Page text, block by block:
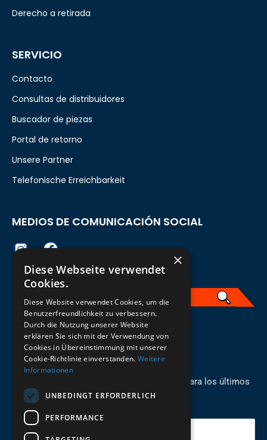
REGÍSTRESE PARA EL BOLETÍN
¡Manténgase al día con los recién llegados para los últimos
modelos!
Tu correo electrónico
Derecho a retirada
SERVICIO
Contacto
Consultas de distribuidores
Buscador de piezas
Portal de retorno
Unsere Partner
Telefonische Erreichbarkeit
MEDIOS DE COMUNICACIÓN SOCIAL
Spanisch
×
Diese Webseite verwendet
Cookies.
Diese Website verwendet Cookies, um die
Benutzerfreundlichkeit zu verbessern.
Durch die Nutzung unserer Website
erklären Sie sich mit der Verwendung von
Cookies in Übereinstimmung mit unserer
Cookie-Richtlinie einverstanden. Weitere
Informationen
UNBEDINGT ERFORDERLICH
PERFORMANCE